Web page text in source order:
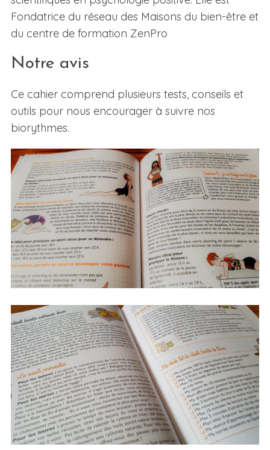
Fondatrice du réseau des Maisons du bien-être et
du centre de formation ZenPro
Notre avis
Ce cahier comprend plusieurs tests, conseils et
outils pour nous encourager à suivre nos
biorythmes.